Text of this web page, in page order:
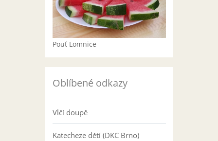
Pouť Lomnice
Oblíbené odkazy
Vlčí doupě
Katecheze dětí (DKC Brno)